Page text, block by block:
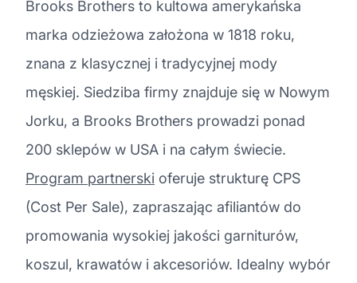
Brooks Brothers to kultowa amerykańska
marka odzieżowa założona w 1818 roku,
znana z klasycznej i tradycyjnej mody
męskiej. Siedziba firmy znajduje się w Nowym
Jorku, a Brooks Brothers prowadzi ponad
200 sklepów w USA i na całym świecie.
Program partnerski oferuje strukturę CPS
(Cost Per Sale), zapraszając afiliantów do
promowania wysokiej jakości garniturów,
koszul, krawatów i akcesoriów. Idealny wybór